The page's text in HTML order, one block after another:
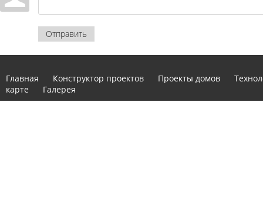
Отправить
Главная Конструктор проектов Проекты домов
карте
Галерея